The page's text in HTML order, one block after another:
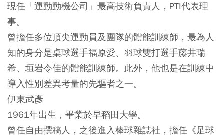
現任「運動動機公司」最高技術負責人，PTI代表理
事。
曾擔任多位頂尖運動員及團隊的體能訓練師，最為人
知的身分是桌球選手福原愛、羽球雙打選手藤井瑞
希、垣岩令佳的體能訓練師。此外，他也是在訓練中
導入性別差異考量的先驅者之一。
伊東武彥
1961年出生，畢業於早稻田大學。
曾任自由撰稿人，之後進入棒球雜誌社，擔任《足球